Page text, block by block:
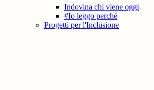
Indovina chi viene oggi
#Io leggo perché
Progetti per l'Inclusione